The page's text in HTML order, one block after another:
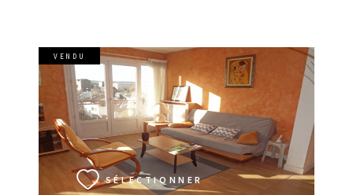
VENDU
SÉLECTIONNER
VOIR LE BIEN